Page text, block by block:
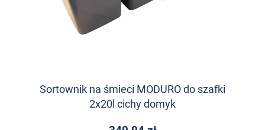
Sortownik na śmieci MODURO do szafki
2x20l cichy domyk